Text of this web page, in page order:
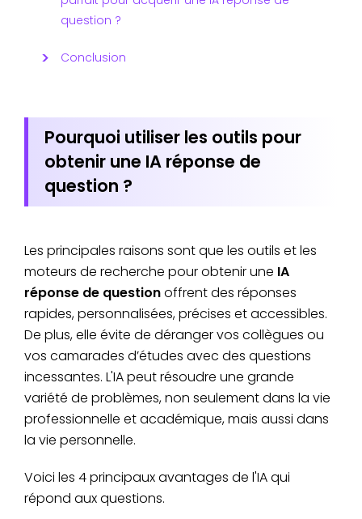
question ?
Conclusion
Pourquoi utiliser les outils pour
obtenir une IA réponse de
question ?
Les principales raisons sont que les outils et les
moteurs de recherche pour obtenir une IA
réponse de questionoffrent des réponses
rapides, personnalisées, précises et accessibles.
De plus, elle évite de déranger vos collègues ou
vos camarades d’études avec des questions
incessantes. L'IA peut résoudre une grande
variété de problèmes, non seulement dans la vie
professionnelle et académique, mais aussi dans
la vie personnelle.
Voici les 4 principaux avantages de l'IA qui
répond aux questions.